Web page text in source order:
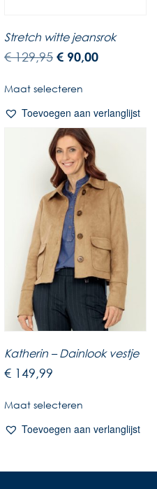
Stretch witte jeansrok
€129,95 € 90,00
Maat selecteren
Toevoegen aan verlanglijst
Katherin – Dainlook vestje
€ 149,99
Maat selecteren
Toevoegen aan verlanglijst